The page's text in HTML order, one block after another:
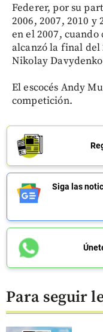
Federer, por su
2006, 2007, 2010
en el 2007,
alcanzó la final del
Nikolay
El escocés Andy
competición.
Siga las
Para seguir